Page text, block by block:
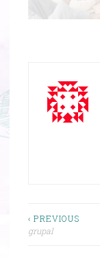
Navegación
de
‹ PREVIOUS
grupal